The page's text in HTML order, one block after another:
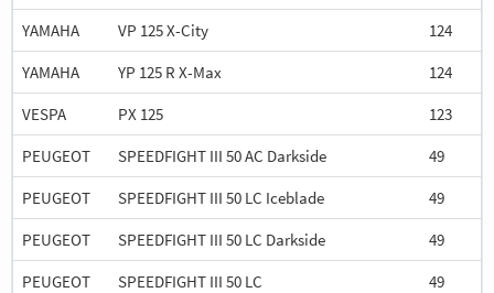
YAMAHA
VP 125 X-City
124
YAMAHA
YP 125 R X-Max
124
VESPA
PX 125
123
PEUGEOT
SPEEDFIGHT III 50 AC Darkside
49
PEUGEOT
SPEEDFIGHT III 50 LC Iceblade
49
PEUGEOT
SPEEDFIGHT III 50 LC Darkside
49
PEUGEOT
SPEEDFIGHT III 50 LC
49